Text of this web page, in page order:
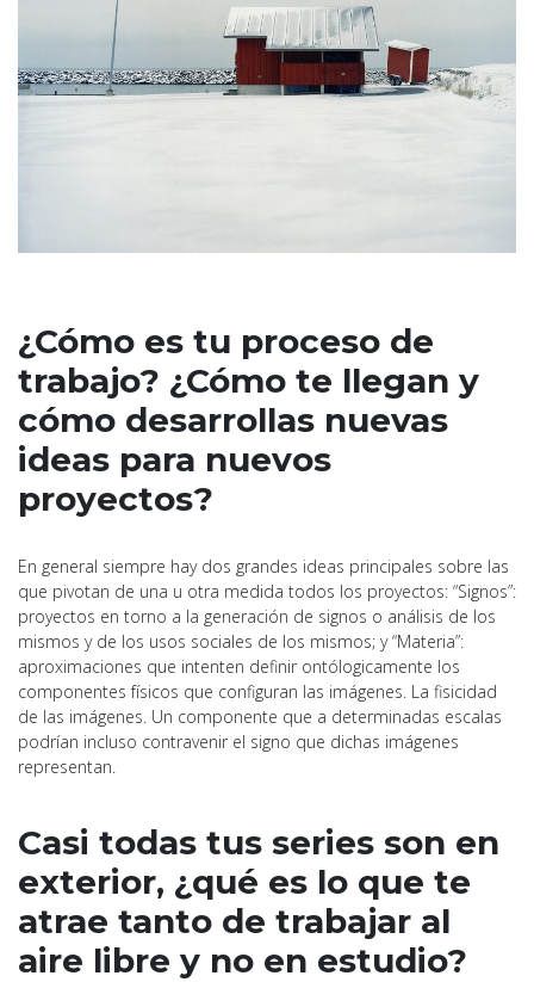
¿Cómo es tu proceso de
trabajo? ¿Cómo te llegan y
cómo desarrollas nuevas
ideas para nuevos
proyectos?
En general siempre hay dos grandes ideas principales sobre las
que pivotan de una u otra medida todos los proyectos: “Signos”:
proyectos en torno a la generación de signos o análisis de los
mismos y de los usos sociales de los mismos; y “Materia”:
aproximaciones que intenten definir ontólogicamente los
componentes físicos que configuran las imágenes. La fisicidad
de las imágenes. Un componente que a determinadas escalas
podrían incluso contravenir el signo que dichas imágenes
representan.
Casi todas tus series son en
exterior, ¿qué es lo que te
atrae tanto de trabajar al
aire libre y no en estudio?